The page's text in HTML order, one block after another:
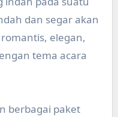
dan segar akan
elegan,
tema acara
berbagai paket